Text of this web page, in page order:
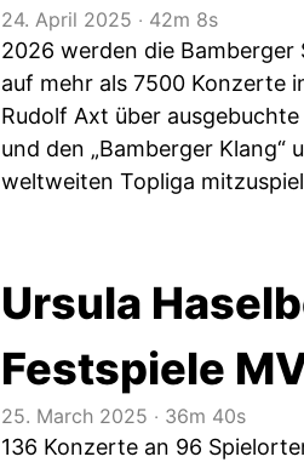
24. April 2025 ‧ 42m 8s
2026 werden die
auf mehr als 7500 Konzerte
Rudolf Axt über
und den „Bamberger
weltweiten Topliga
Ursula
Festspiele
25. March 2025 ‧ 36m 40s
136 Konzerte an 96